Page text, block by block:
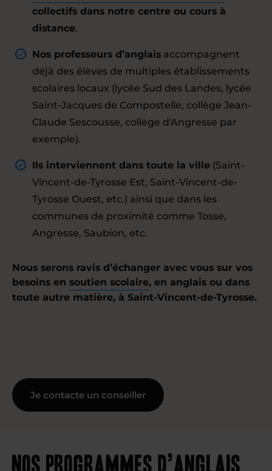
collectifs dans notre centre ou cours à
distance.
Nos professeurs d’anglais accompagnent
déjà des élèves de multiples établissements
scolaires locaux (lycée Sud des Landes, lycée
Saint-Jacques de Compostelle, collège Jean-
Claude Sescousse, collège d'Angresse par
exemple).
Ils interviennent dans toute la ville (Saint-
Vincent-de-Tyrosse Est, Saint-Vincent-de-
Tyrosse Ouest, etc.) ainsi que dans les
communes de proximité comme Tosse,
Angresse, Saubion, etc.
Nous serons ravis d’échanger avec vous sur vos
besoins en soutien scolaire, en anglais ou dans
toute autre matière, à Saint-Vincent-de-Tyrosse.
Je contacte un conseiller
Nos programmes d’anglais